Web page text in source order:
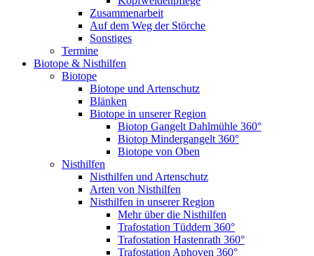
Zusammenarbeit
Auf dem Weg der Störche
Sonstiges
Termine
Biotope & Nisthilfen
Biotope
Biotope und Artenschutz
Blänken
Biotope in unserer Region
Biotop Gangelt Dahlmühle 360°
Biotop Mindergangelt 360°
Biotope von Oben
Nisthilfen
Nisthilfen und Artenschutz
Arten von Nisthilfen
Nisthilfen in unserer Region
Mehr über die Nisthilfen
Trafostation Tüddern 360°
Trafostation Hastenrath 360°
Trafostation Aphoven 360°